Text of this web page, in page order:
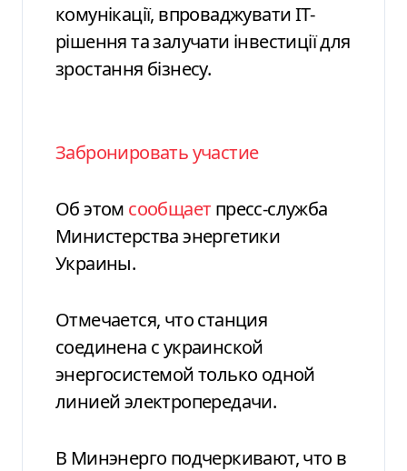
комунікації, впроваджувати ІТ-
рішення та залучати інвестиції для
зростання бізнесу.
Забронировать участие
Об этом сообщает пресс-служба
Министерства энергетики
Украины.
Отмечается, что станция
соединена с украинской
энергосистемой только одной
линией электропередачи.
В Минэнерго подчеркивают, что в